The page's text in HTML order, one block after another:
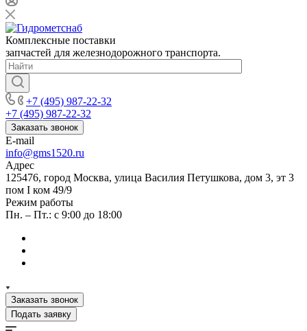
Комплексные поставки
запчастей для железнодорожного транспорта.
+7 (495) 987-22-32
+7 (495) 987-22-32
Заказать звонок
E-mail
info@gms1520.ru
Адрес
125476, город Москва, улица Василия Петушкова, дом 3, эт 3
пом I ком 49/9
Режим работы
Пн. – Пт.: с 9:00 до 18:00
Заказать звонок
Подать заявку